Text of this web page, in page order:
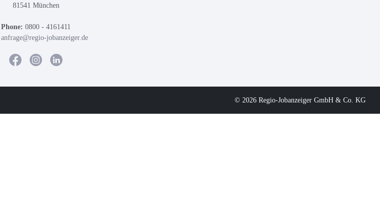
81541 München
Phone: 0800 - 4161411
anfrage@regio-jobanzeiger.de
© 2026 Regio-Jobanzeiger GmbH & Co. KG